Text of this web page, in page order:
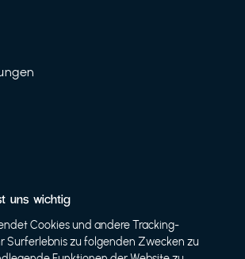
uns wichtig
Cookies und andere Tracking-
Surferlebnis zu folgenden Zwecken zu